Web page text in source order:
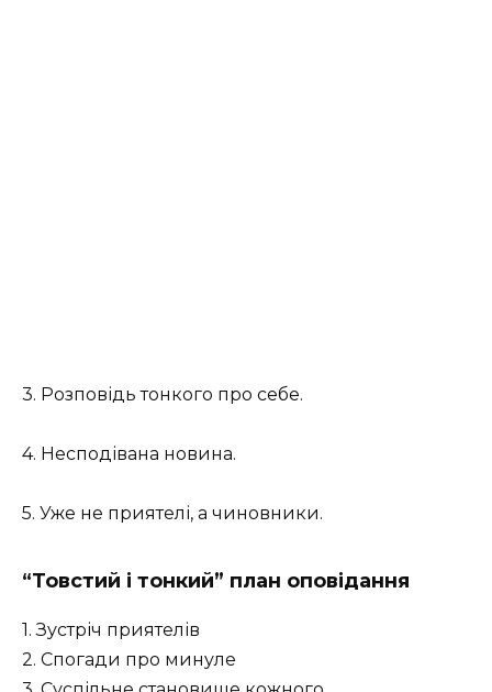
3. Розповідь тонкого про себе.
4. Несподівана новина.
5. Уже не приятелі, а чиновники.
“Товстий і тонкий” план оповідання
1. Зустріч приятелів
2. Спогади про минуле